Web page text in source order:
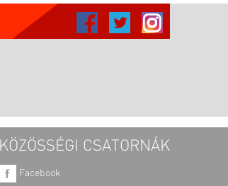
KÖZÖSSÉGI CSATORNÁK
Facebook